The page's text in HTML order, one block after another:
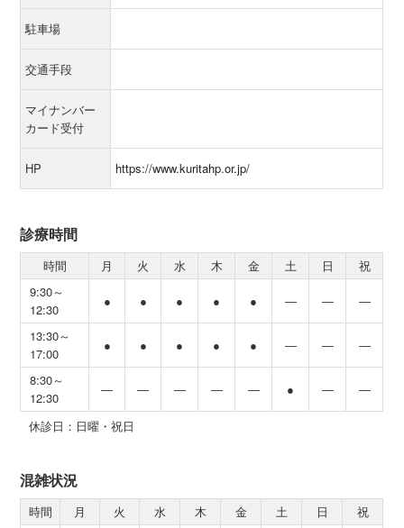
駐車場
交通手段
マイナンバー
カード受付
HP https://www.kuritahp.or.jp/
診療時間
時間 月 火 水 木 金 土 日
祝
9:30～
12:30
● ● ● ● ● ― ― ―
13:30～
17:00
● ● ● ● ● ― ― ―
8:30～
12:30
― ― ― ― ― ● ― ―
休診日：日曜・祝日
混雑状況
時間 月 火 水 木 金 土 日
祝